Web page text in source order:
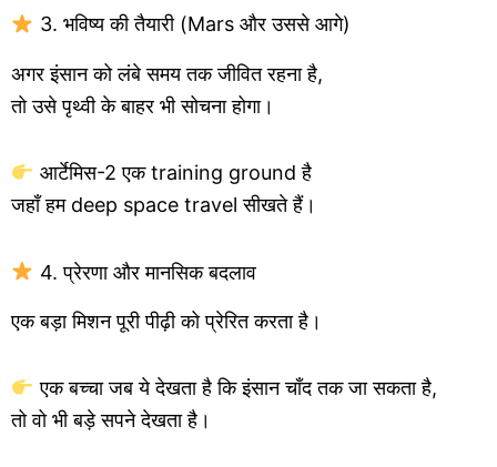
3. भविष्य की तैयारी (Mars और उससे आगे)
अगर इंसान को लंबे समय तक जीवित रहना है,
तो उसे पृथ्वी के बाहर भी सोचना होगा।
आर्टेमिस-2 एक training ground है
जहाँ हम deep space travel सीखते हैं।
4. प्रेरणा और मानसिक बदलाव
एक बड़ा मिशन पूरी पीढ़ी को प्रेरित करता है।
एक बच्चा जब ये देखता है कि इंसान चाँद तक जा सकता है,
तो वो भी बड़े सपने देखता है।